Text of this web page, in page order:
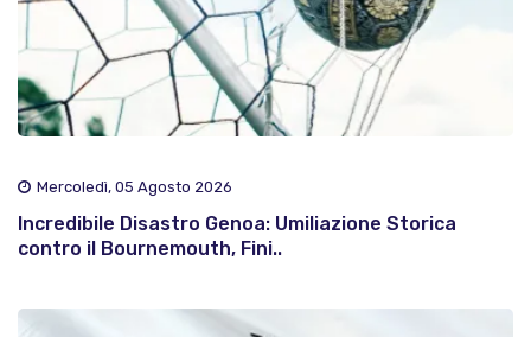
Mercoledì, 05 Agosto 2026
Incredibile Disastro Genoa: Umiliazione Storica
contro il Bournemouth, Fini..